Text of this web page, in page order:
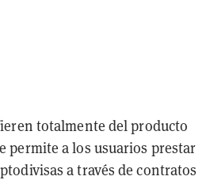
totalmente del producto
permite a los usuarios prestar
a través de contratos